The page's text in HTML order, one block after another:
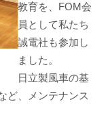
教育を、FOM会
員として私たち
誠電社も参加し
ました。
日立製風車の基
ど、メンテナンス